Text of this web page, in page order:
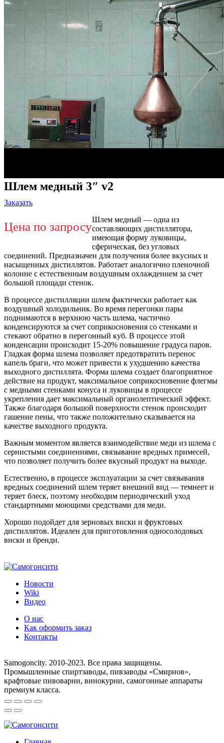
Шлем медный 3″ v2
Заказать
Цена по запросу
Шлем медный — одна из
составляющих дистиллятора,
имеющая форму луковицы,
сферическая, без угловых
соединений. Предназначен для получения более вкусных и
насыщенных дистиллятов. Работает аналогично пленочной
колонне с естественным воздушным охлаждением за счет
большой площади стенок.
В процессе дистилляции шлем фактически работает как
воздушный холодильник. Во время перегонки пары
поднимаются в верхнюю часть шлема, частично
конденсируются за счет соприкосновения со стенками и
стекают обратно в перегонный куб. В процессе этой
конденсации происходит 15-20% повышение градуса паров.
Гладкая форма шлема позволяет предотвратить перенос
капель браги, что может привести к ухудшению качества
выходного дистиллята. Форма шлема создает благоприятное
действие на продукт, максимальное соприкосновение флегмы
с медными стенками конуса и луковицы в процессе
укрепления дает максимальный органолептический эффект.
Также благодаря большой поверхности стенок происходит
гашение пены, что также положительно сказывается на
качестве выходного продукта.
Важным моментом является взаимодействие меди из шлема с
сернистыми соединениями, связывание вредных примесей,
что позволяет получить более вкусный продукт на выходе.
Естественно, в процессе эксплуатации за счет связывания
вредных соединений шлем теряет внешний вид — темнеет и
теряет блеск, поэтому необходим периодический уход
стандартными моющими средствами для меди.
Хорошо подойдет для зерновых виски и фруктовых
дистиллятов. Идеален для приготовления односолодовых
виски и бренди.
Новости
Wiki
Видео
О нас
Как оформить заказ
Контакты
Samogoncity. 2010-2023. Все права защищены.
Промышленные спиртзаводы, пивзаводы «Смирнов»,
крафтовые пивоварни, винокурни, самогонные аппараты
премиум класса.